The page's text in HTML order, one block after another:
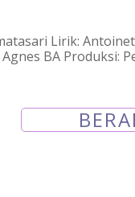
Lirik:
BA Produksi: